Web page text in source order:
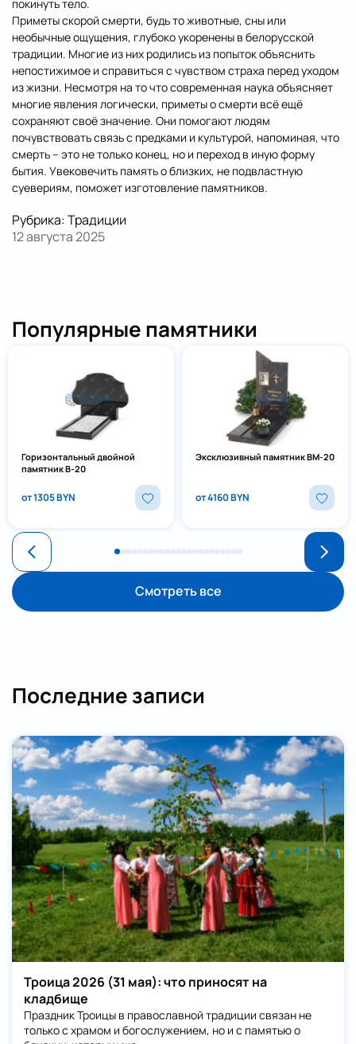
покинуть тело.
Приметы скорой смерти, будь то животные, сны или
необычные ощущения, глубоко укоренены в белорусской
традиции. Многие из них родились из попыток объяснить
непостижимое и справиться с чувством страха перед уходом
из жизни. Несмотря на то что современная наука объясняет
многие явления логически, приметы о смерти всё ещё
сохраняют своё значение. Они помогают людям
почувствовать связь с предками и культурой, напоминая, что
смерть – это не только конец, но и переход в иную форму
бытия. Увековечить память о близких, не подвластную
суевериям, поможет изготовление памятников.
Рубрика:Традиции
12 августа 2025
Популярные памятники
Горизонтальный двойной
памятник В-20
от 1305 BYN
Эксклюзивный памятник ВМ-20
от 4160 BYN
Смотреть все
Последние записи
Троица 2026 (31 мая): что приносят на
кладбище
Праздник Троицы в православной традиции связан не
только с храмом и богослужением, но и с памятью о